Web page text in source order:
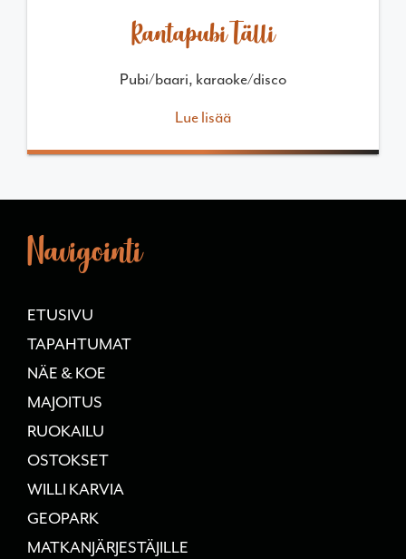
Kantapubi Tälli
Pubi/baari, karaoke/disco
Lue lisää
Navigointi
ETUSIVU
TAPAHTUMAT
NÄE & KOE
MAJOITUS
RUOKAILU
OSTOKSET
WILLI KARVIA
GEOPARK
MATKANJÄRJESTÄJILLE